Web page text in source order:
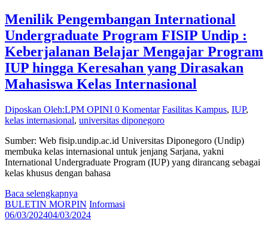
Menilik Pengembangan International
Undergraduate Program FISIP Undip :
Keberjalanan Belajar Mengajar Program
IUP hingga Keresahan yang Dirasakan
Mahasiswa Kelas Internasional
Diposkan Oleh:LPM OPINI 0 Komentar Fasilitas Kampus, IUP,
kelas internasional, universitas diponegoro
Sumber: Web fisip.undip.ac.id Universitas Diponegoro (Undip)
membuka kelas internasional untuk jenjang Sarjana, yakni
International Undergraduate Program (IUP) yang dirancang sebagai
kelas khusus dengan bahasa
Baca selengkapnya
BULETIN MORPIN Informasi
06/03/202404/03/2024